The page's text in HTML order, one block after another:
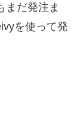
まだ発注ま
を使って発